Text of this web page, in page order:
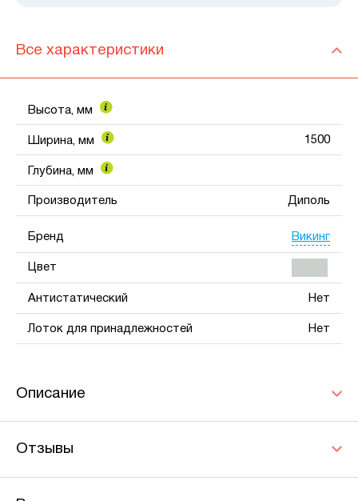
Все характеристики
Высота, мм
Ширина, мм 1500
Глубина, мм
Производитель Диполь
Бренд Викинг
Цвет
Антистатический Нет
Лоток для принадлежностей Нет
Описание
Отзывы